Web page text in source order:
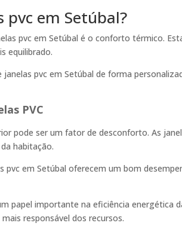
pvc em Setúbal?
pvc em Setúbal é o conforto térmico.
equilibrado.
pvc em Setúbal de forma
PVC
pode ser um fator de desconforto. As
habitação.
pvc em Setúbal oferecem um bom
papel importante na eficiência energética
responsável dos recursos.